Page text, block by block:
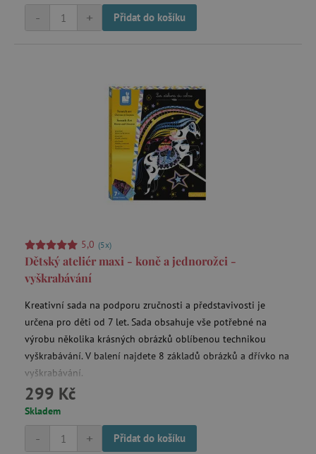
+
- Přidat do košíku
5,0 (5x)
Dětský ateliér maxi - koně a jednorožci -
vyškrabávání
Kreativní sada na podporu zručnosti a představivosti je
určena pro děti od 7 let. Sada obsahuje vše potřebné na
výrobu několika krásných obrázků oblíbenou technikou
vyškrabávání. V balení najdete 8 základů obrázků a dřívko na
vyškrabávání.
299 Kč
Skladem
+
- Přidat do košíku